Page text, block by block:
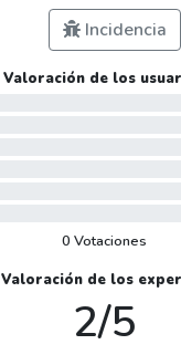
Incidencia
Valoración de los
0 Votaciones
Valoración de los
2/5